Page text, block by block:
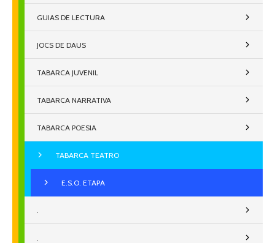
GUIAS DE LECTURA
JOCS DE DAUS
TABARCA JUVENIL
TABARCA NARRATIVA
TABARCA POESIA
TABARCA TEATRO
E.S.O. ETAPA
.
.